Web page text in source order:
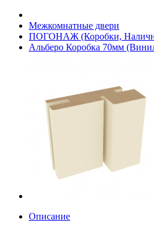
Межкомнатные двери
ПОГОНАЖ (Коробки,
Альберо Коробка 70мм
Описание